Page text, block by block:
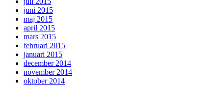
juni 2015
maj 2015
april 2015
mars 2015
februari 2015
januari 2015
december 2014
november 2014
oktober 2014